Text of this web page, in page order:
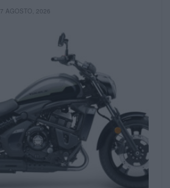
7 AGOSTO, 2026